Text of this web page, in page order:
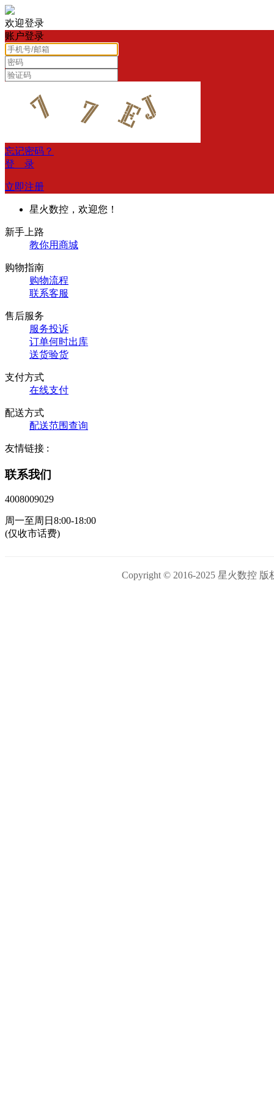
欢迎登录
账户登录
忘记密码？
登 录
立即注册
星火数控，欢迎您！
新手上路
教你用商城
购物指南
购物流程
联系客服
售后服务
服务投诉
订单何时出库
送货验货
支付方式
在线支付
配送方式
配送范围查询
友情链接 :
联系我们
4008009029
周一至周日8:00-18:00
(仅收市话费)
Copyright © 2016-2025 星火数控